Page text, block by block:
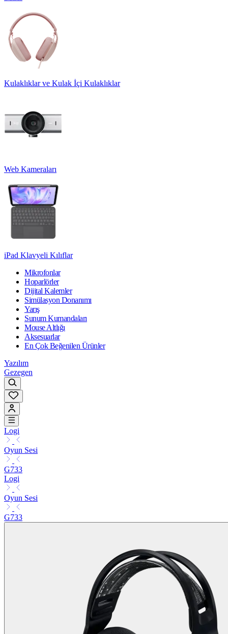
Kulaklıklar ve Kulak İçi Kulaklıklar
Web Kameraları
iPad Klavyeli Kılıflar
Mikrofonlar
Hoparlörler
Dijital Kalemler
Simülasyon Donanımı
Yarış
Sunum Kumandaları
Mouse Altlığı
Aksesuarlar
En Çok Beğenilen Ürünler
Yazılım
Gezegen
Logi
Oyun Sesi
G733
Logi
Oyun Sesi
G733